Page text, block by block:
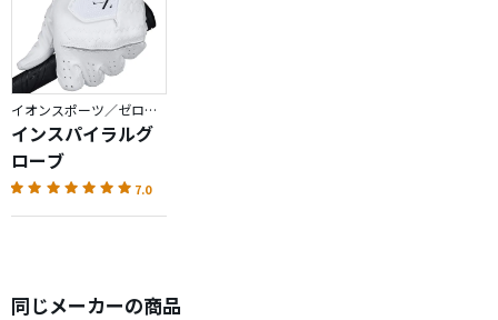
イオンスポーツ／ゼロフィット
インスパイラルグ
ローブ
7.0
同じメーカーの商品